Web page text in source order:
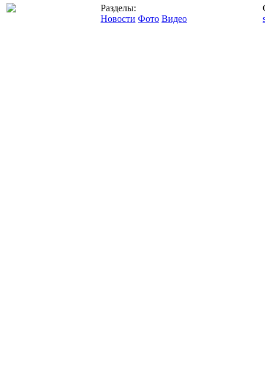
Разделы:
Новости Фото Видео